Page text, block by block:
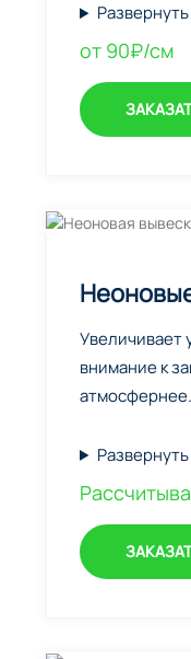
от 90₽/см
Увеличивает
внимание к
атмосфернее.